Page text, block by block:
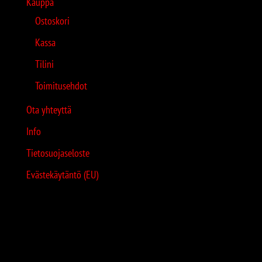
Ostoskori
Kassa
Tilini
Toimitusehdot
Ota yhteyttä
Info
Tietosuojaseloste
Evästekäytäntö (EU)